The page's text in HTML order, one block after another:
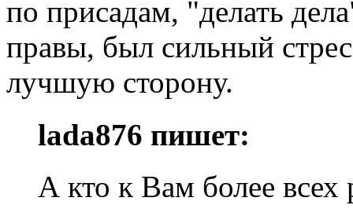
по присадам, "делать
правы, был сильный
лучшую сторону.
lada876 пишет:
А кто к Вам более всех